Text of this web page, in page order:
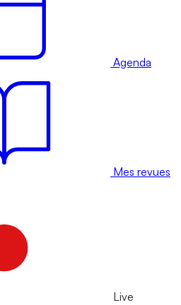
Agenda
Mes revues
Live